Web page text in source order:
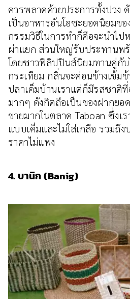
ควรพลาดด้วยประการทั้งปวง
เป็นอาหารอันโอชะยอดนิยมข
กรรมวิธีในการทำก็คือจะนำไ
ผ่าแยก ส่วนใหญ่รับประทานพ
โดยชาวฟิลิปปินส์นิยมทานคู่กับ
กระเทียม กลิ่นจะค่อนข้างเข้ม
ปลาเค็มบ้านเราแต่ก็มีรสชาติ
มากๆ ดังกิตถือเป็นของฝากยอ
ขายมากในตลาด Taboan ซึ่งเ
แบบเค็มและไม่ใส่เกลือ รวมถึ
ราคาไม่แพง
4. บานิก (Banig)